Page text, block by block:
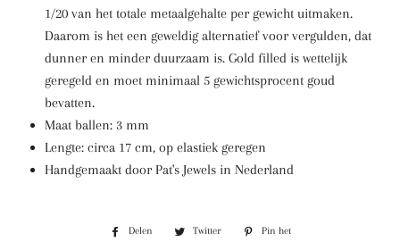
1/20 van het totale metaalgehalte per gewicht uitmaken.
Daarom is het een geweldig alternatief voor vergulden, dat
dunner en minder duurzaam is. Gold filled is wettelijk
geregeld en moet minimaal 5 gewichtsprocent goud
bevatten.
Maat ballen: 3 mm
Lengte: circa 17 cm, op elastiek geregen
Handgemaakt door Pat's Jewels in Nederland
Delen
Delen
Twitter
TwitterenPin het